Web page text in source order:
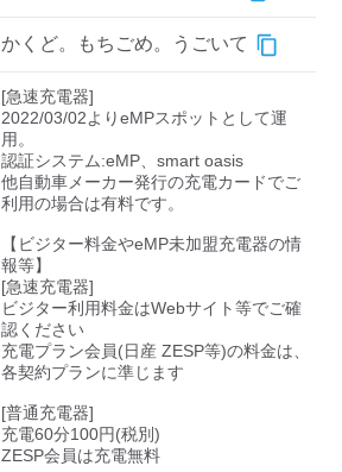
かくど。もちごめ。うごいて
[急速充電器]
2022/03/02よりeMPスポットとして運
用。
認証システム:eMP、smart oasis
他自動車メーカー発行の充電カードでご
利用の場合は有料です。
【ビジター料金やeMP未加盟充電器の情
報等】
[急速充電器]
ビジター利用料金はWebサイト等でご確
認ください
充電プラン会員(日産 ZESP等)の料金は、
各契約プランに準じます
[普通充電器]
充電60分100円(税別)
ZESP会員は充電無料